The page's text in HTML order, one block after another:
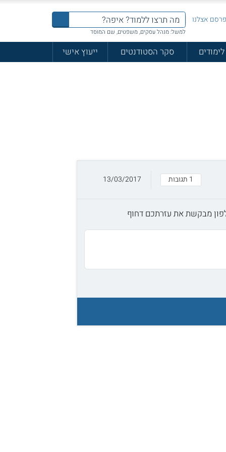
פרסם אצלנו
למשל: מנהל עסקים, משפטים, שם המוסד
סקר הסטודנטים ייעוץ אישי
1 תגובות 13/03/2017